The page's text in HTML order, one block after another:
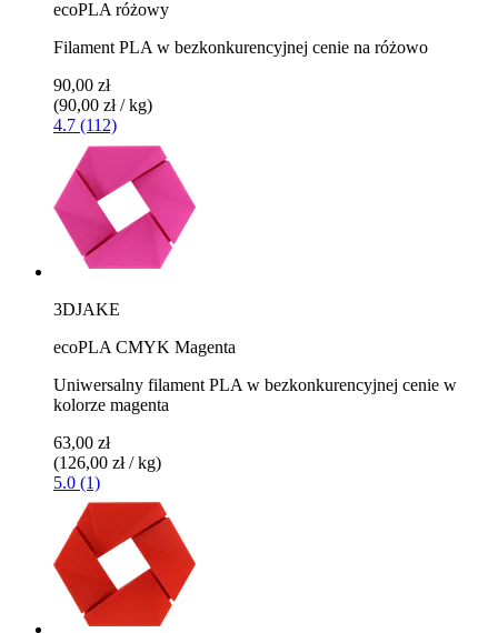
ecoPLA różowy
Filament PLA w bezkonkurencyjnej cenie na różowo
90,00 zł
(90,00 zł / kg)
4.7 (112)
3DJAKE
ecoPLA CMYK Magenta
Uniwersalny filament PLA w bezkonkurencyjnej cenie w
kolorze magenta
63,00 zł
(126,00 zł / kg)
5.0 (1)